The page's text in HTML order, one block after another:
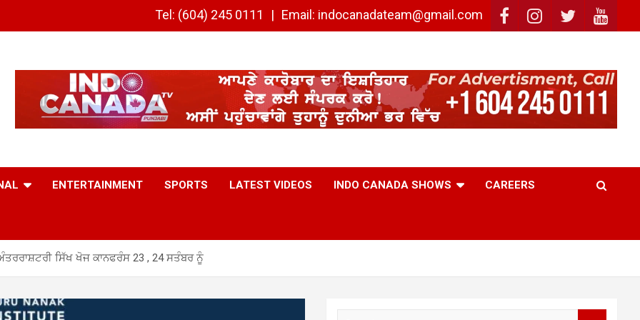
Tel: (604) 245 0111 Email: indocanadateam@gmail.com
ENTERTAINMENT SPORTS LATEST VIDEOS INDO CANADA SHOWS CAREERS
ਸਿੱਖ ਖੋਜ ਕਾਨਫਰੰਸ 23 , 24 ਸਤੰਬਰ ਨੂੰ